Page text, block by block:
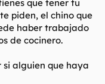
que tener tu
piden, el chino que
haber trabajado
de cocinero.
si alguien que haya